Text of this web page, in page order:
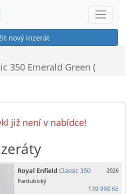
nový inzerát
350 Emerald Green (
již není v nabídce!
Royal Enfield Classic 350
2026
Pardubický
139 990 Kč